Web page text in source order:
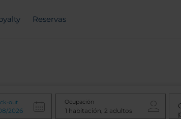
Reservas
out Ocupación